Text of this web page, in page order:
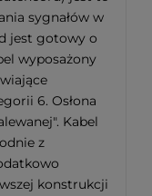
sygnałów w
jest gotowy o
wyposażony
6. Osłona
Kabel
z
konstrukcji